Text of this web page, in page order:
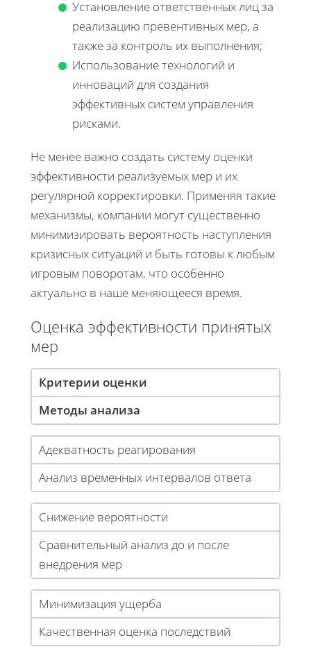
Установление ответственных лиц за
реализацию превентивных мер, а
также за контроль их выполнения;
Использование технологий и
инноваций для создания
эффективных систем управления
рисками.
Не менее важно создать систему оценки
эффективности реализуемых мер и их
регулярной корректировки. Применяя такие
механизмы, компании могут существенно
минимизировать вероятность наступления
кризисных ситуаций и быть готовы к любым
игровым поворотам, что особенно
актуально в наше меняющееся время.
Оценка эффективности принятых
мер
Критерии оценки
Методы анализа
Адекватность реагирования
Анализ временных интервалов ответа
Снижение вероятности
Сравнительный анализ до и после
внедрения мер
Минимизация ущерба
Качественная оценка последствий